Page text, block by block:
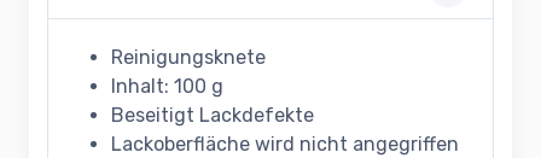
Reinigungsknete
Inhalt: 100 g
Beseitigt Lackdefekte
Lackoberfläche wird nicht angegriffen